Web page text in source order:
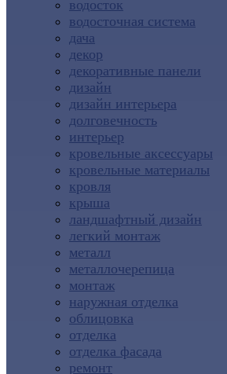
водосток
водосточная система
дача
декор
декоративные панели
дизайн
дизайн интерьера
долговечность
интерьер
кровельные аксессуары
кровельные материалы
кровля
крыша
ландшафтный дизайн
легкий монтаж
металл
металлочерепица
монтаж
наружная отделка
облицовка
отделка
отделка фасада
ремонт